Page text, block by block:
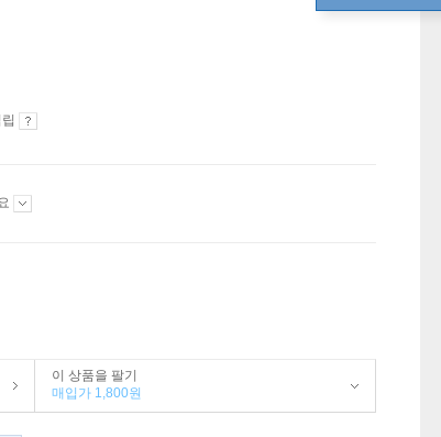
이 상품을 팔기
매입가 1,800원